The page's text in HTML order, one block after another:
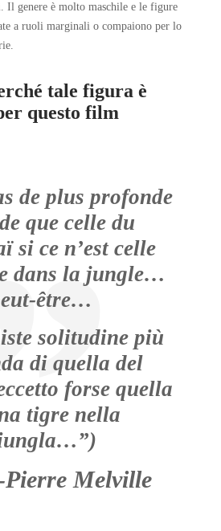
Il genere è molto maschile e le figure
a ruoli marginali o compaiono per lo
tale figura è
questo film
de plus profonde
que celle du
si ce n’est celle
dans la jungle…
être…
solitudine più
di quella del
forse quella
tigre nella
Pierre Melville